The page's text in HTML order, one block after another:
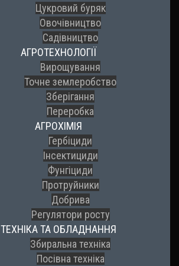
Цукровий буряк
Овочівництво
Садівництво
АГРОТЕХНОЛОГІЇ
Вирощування
Точне землеробство
Зберігання
Переробка
АГРОХІМІЯ
Гербіциди
Інсектициди
Фунгіциди
Протруйники
Добрива
Регулятори росту
ТЕХНІКА ТА ОБЛАДНАННЯ
Збиральна техніка
Посівна техніка